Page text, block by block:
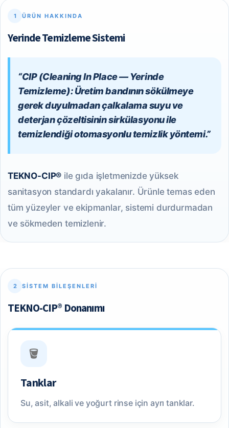
1 ÜRÜN HAKKINDA
Yerinde Temizleme Sistemi
“CIP (Cleaning In Place — Yerinde
Temizleme): Üretim bandının sökülmeye
gerek duyulmadan çalkalama suyu ve
deterjan çözeltisinin sirkülasyonu ile
temizlendiği otomasyonlu temizlik yöntemi.”
TEKNO-CIP® ile gıda işletmenizde yüksek
sanitasyon standardı yakalanır. Ürünle temas eden
tüm yüzeyler ve ekipmanlar, sistemi durdurmadan
ve sökmeden temizlenir.
2 SISTEM BILEŞENLERI
TEKNO-CIP® Donanımı
🪣
Tanklar
Su, asit, alkali ve yoğurt rinse için ayrı tanklar.